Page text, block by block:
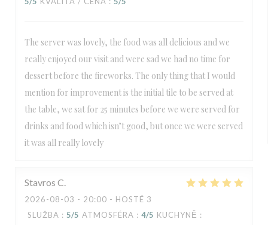
The server was lovely, the food was all delicious and we
really enjoyed our visit and were sad we had no time for
dessert before the fireworks. The only thing that I would
mention for improvement is the initial tile to be served at
the table, we sat for 25 minutes before we were served for
drinks and food which isn’t good, but once we were served
it was all really lovely
Stavros C
2026-08-03 - 20:00 - HOSTÉ 3
SLUŽBA : 5/5 ATMOSFÉRA : 4/5 KUCHYNĚ :